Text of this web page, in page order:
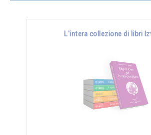
L'intera collezione di libri